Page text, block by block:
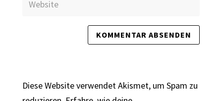
Diese Website verwendet Akismet, um Spam zu